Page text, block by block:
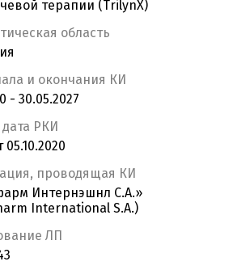
терапии (TrilynX)
область
и окончания КИ
- 30.05.2027
РКИ
проводящая КИ
Интернэшнл С.А.»
International S.A.)
ЛП